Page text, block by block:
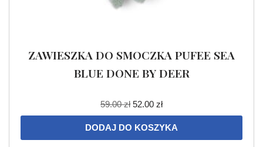
ZAWIESZKA DO SMOCZKA PUFEE SEA
BLUE DONE BY DEER
59.00zł 52.00 zł
DODAJ DO KOSZYKA